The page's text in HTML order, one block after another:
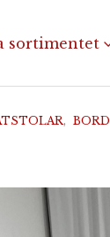
sortimentet
, BORD